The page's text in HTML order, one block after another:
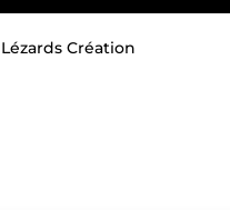
Lézards Création